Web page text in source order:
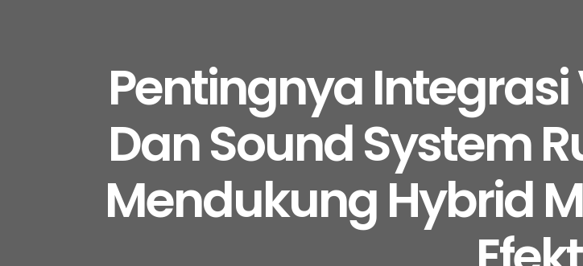
Pentingnya
Dan Sound System
Mendukung Hybrid